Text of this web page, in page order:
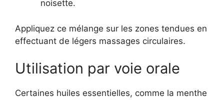
noisette.
Appliquez ce mélange sur les zones tendues en
effectuant de légers massages circulaires.
Utilisation par voie orale
Certaines huiles essentielles, comme la menthe